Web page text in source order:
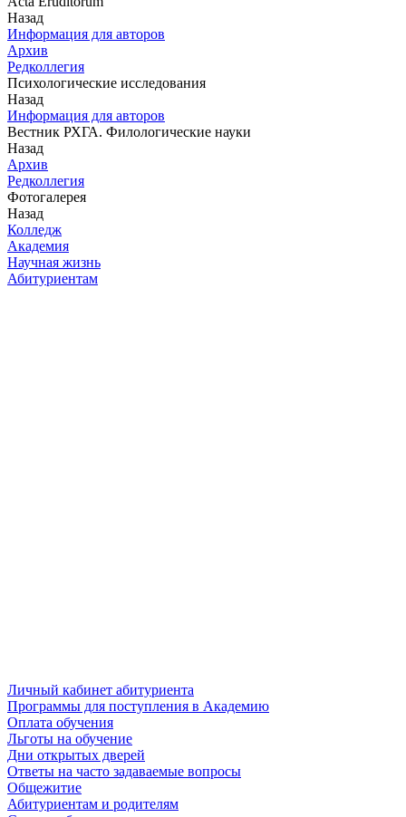
Назад
Информация для авторов
Архив
Редколлегия
Психологические исследования
Назад
Информация для авторов
Вестник РХГА. Филологические науки
Назад
Архив
Редколлегия
Фотогалерея
Назад
Колледж
Академия
Научная жизнь
Абитуриентам
Личный кабинет абитуриента
Программы для поступления в Академию
Оплата обучения
Льготы на обучение
Дни открытых дверей
Ответы на часто задаваемые вопросы
Общежитие
Абитуриентам и родителям